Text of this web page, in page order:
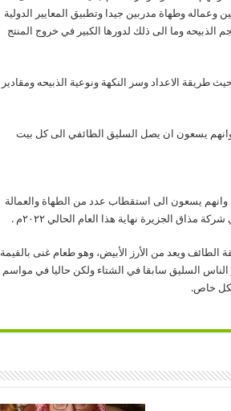
وطهاة مدربين جيدا وتطبيق المعايير الدولية
وما الى ذلك لدورها الكبير في خروج المنتج
الاعداد وسر النكهة ونوعية الذبيحه ومقادير
وانهم يسعون ان يصل السليق الطائفي الى كل بيت
يعمل لديهم اكثر من ٢٢٠ موظف حاليا وانهم يسعون الى استقطاب عدد من الطهاة والعمالة
ويعد من الأرز الأبيض، وهو طعام غنى بالقيمة
الناس السليق سابقا في الشتاء ولكن حاليا في مواسم
خاص.